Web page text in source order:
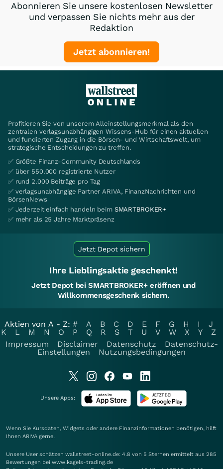
Abonnieren Sie unsere kostenlosen Newsletter
und verpassen Sie nichts mehr aus der
Redaktion
Jetzt abonnieren!
Profitieren Sie von unserem Alleinstellungsmerkmal als den
zentralen verlagsunabhängigen Wissens-Hub für einen aktuellen
und fundierten Zugang in die Börsen- und Wirtschaftswelt, um
strategische Entscheidungen zu treffen.
✅ Größte Finanz-Community Deutschlands
✅ über 550.000 registrierte Nutzer
✅ rund 2.000 Beiträge pro Tag
✅ verlagsunabhängige Partner ARIVA, FinanzNachrichten und
BörsenNews
✅ Jederzeit einfach handeln beim SMARTBROKER+
✅ mehr als 25 Jahre Marktpräsenz
Jetzt Depot sichern
Ihre Lieblingsaktie geschenkt!
Jetzt Depot bei SMARTBROKER+ eröffnen und
Willkommensgeschenk sichern.
Aktien von A - Z: # A B C D E F G H I
J
K
L M N O P Q R S T U V W X Y
Z
Impressum
Disclaimer Datenschutz
Datenschutz-
Einstellungen
Nutzungsbedingungen
Unsere Apps:
Wenn Sie Kursdaten, Widgets oder andere Finanzinformationen benötigen, hilft
Ihnen ARIVA gerne.
Unsere User schätzen wallstreet-online.de: 4.8 von 5 Sternen ermittelt aus 285
Bewertungen bei www.kagels-trading.de